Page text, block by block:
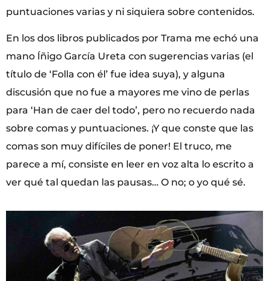
puntuaciones varias y ni siquiera sobre contenidos.
En los dos libros publicados por Trama me echó una
mano Íñigo García Ureta con sugerencias varias (el
título de ‘Folla con él’ fue idea suya), y alguna
discusión que no fue a mayores me vino de perlas
para ‘Han de caer del todo’, pero no recuerdo nada
sobre comas y puntuaciones. ¡Y que conste que las
comas son muy difíciles de poner! El truco, me
parece a mí, consiste en leer en voz alta lo escrito a
ver qué tal quedan las pausas… O no; o yo qué sé.